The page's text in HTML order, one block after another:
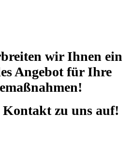
wir Ihnen ein
Angebot für Ihre
Kontakt zu uns auf!